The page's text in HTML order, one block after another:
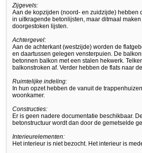
Zijgevels:
Aan de kopzijden (noord- en zuidzijde) hebben
in uitkragende betonlijsten, maar ditmaal
doorgestoken lijsten.
Achtergevel:
Aan de achterkant (westzijde) worden de
en daartussen gelegen vensterpuien. De
betonnen balkon met een stalen hekwerk.
balkonstroken af. Verder hebben de flats naar
Ruimtelijke indeling:
In hun opzet hebben de vanuit de
woonkamer.
Constructies:
Er is geen nadere documentatie beschikbaar.
betonstructuur wordt dan door de gemetselde
Interieurelementen:
Het interieur is niet bezocht. Het interieur is